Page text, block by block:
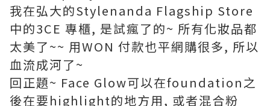
我在弘大的Stylenanda Flagship Store
中的3CE 專櫃, 是試瘋了的~ 所有化妝品都
太美了~~ 用WON 付款也平網購很多, 所以
血流成河了~
回正題~ Face Glow可以在foundation之
後在要highlight的地方用, 或者混合粉